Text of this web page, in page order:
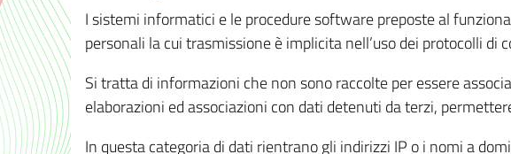
I sistemi informatici e le procedure software preposte al
personali la cui trasmissione è implicita nell’uso dei protocolli di
Si tratta di informazioni che non sono raccolte per essere
elaborazioni ed associazioni con dati detenuti da terzi,
In questa categoria di dati rientrano gli indirizzi IP o i nomi a